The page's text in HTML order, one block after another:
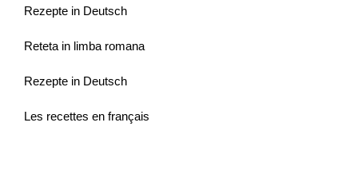
Rezepte in Deutsch
Reteta in limba romana
Rezepte in Deutsch
Les recettes en français